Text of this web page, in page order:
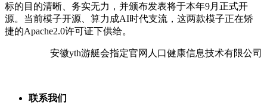
标的目的清晰、务实无力，并颁布发表将于本年9月正式开
源。当前模子开源、算力成AI时代支流，这两款模子正在矫
捷的Apache2.0许可证下供给。
安徽yth游艇会指定官网人口健康信息技术有限公司
联系我们